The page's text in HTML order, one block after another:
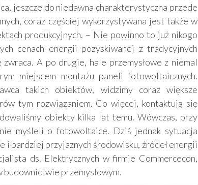
jeszcze do niedawna charakterystyczna przede
coraz częściej wykorzystywana jest także w
produkcyjnych. – Nie powinno to już nikogo
cenach energii pozyskiwanej z tradycyjnych
A po drugie, hale przemysłowe z niemal
miejscem montażu paneli fotowoltaicznych.
takich obiektów, widzimy coraz większe
tym rozwiązaniem. Co więcej, kontaktują się
obiekty kilka lat temu. Wówczas, przy
myśleli o fotowoltaice. Dziś jednak sytuacja
i bardziej przyjaznych środowisku, źródeł energii
ds. Elektrycznych w firmie Commercecon,
przemysłowym.